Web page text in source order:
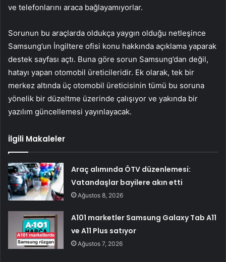
ve telefonlarını araca bağlayamıyorlar.
Sorunun bu araçlarda oldukça yaygın olduğu netleşince
Samsung’un İngiltere ofisi konu hakkında açıklama yaparak
destek sayfası açtı. Buna göre sorun Samsung’dan değil,
hatayı yapan otomobil üreticileridir. Ek olarak, tek bir
merkez altında üç otomobil üreticisinin tümü bu soruna
yönelik bir düzeltme üzerinde çalışıyor ve yakında bir
yazılım güncellemesi yayınlayacak.
İlgili Makaleler
Araç alımında ÖTV düzenlemesi:
Vatandaşlar bayilere akın etti
Ağustos 8, 2026
A101 marketler Samsung Galaxy Tab A11
ve A11 Plus satıyor
Ağustos 7, 2026